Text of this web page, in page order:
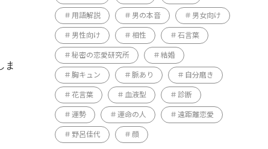
ま
用語解説 男の本音 男女向け
男性向け 相性 石言葉
秘密の恋愛研究所 結婚
胸キュン 脈あり 自分磨き
花言葉 血液型 診断
運勢 運命の人 遠距離恋愛
野呂佳代 顔